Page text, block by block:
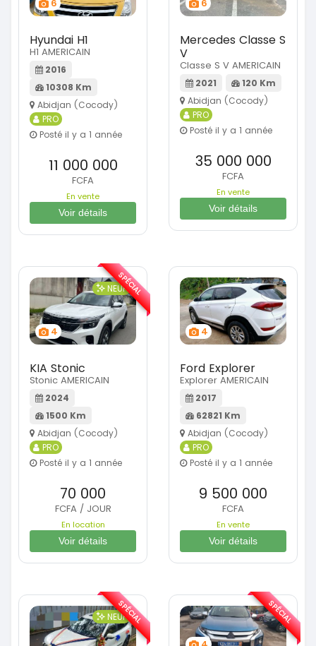
6
Hyundai H1
H1 AMERICAIN
2016
10308 Km
Abidjan (Cocody)
PRO
Posté il y a 1 année
11 000 000
FCFA
En vente
Voir détails
6
Mercedes Classe S
V
Classe S V AMERICAIN
2021
120 Km
Abidjan (Cocody)
PRO
Posté il y a 1 année
35 000 000
FCFA
En vente
Voir détails
4
NEUF
KIA Stonic
Stonic AMERICAIN
2024
1500 Km
Abidjan (Cocody)
PRO
Posté il y a 1 année
70 000
FCFA / JOUR
En location
Voir détails
SPÉCIAL
4
Ford Explorer
Explorer AMERICAIN
2017
62821 Km
Abidjan (Cocody)
PRO
Posté il y a 1 année
9 500 000
FCFA
En vente
Voir détails
NEUFSPÉCIAL SPÉCIAL